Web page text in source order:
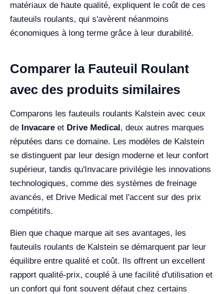
matériaux de haute qualité, expliquent le coût de ces
fauteuils roulants, qui s'avèrent néanmoins
économiques à long terme grâce à leur durabilité.
Comparer la Fauteuil Roulant
avec des produits similaires
Comparons les fauteuils roulants Kalstein avec ceux
de Invacare et Drive Medical, deux autres marques
réputées dans ce domaine. Les modèles de Kalstein
se distinguent par leur design moderne et leur confort
supérieur, tandis qu'Invacare privilégie les innovations
technologiques, comme des systèmes de freinage
avancés, et Drive Medical met l'accent sur des prix
compétitifs.
Bien que chaque marque ait ses avantages, les
fauteuils roulants de Kalstein se démarquent par leur
équilibre entre qualité et coût. Ils offrent un excellent
rapport qualité-prix, couplé à une facilité d'utilisation et
un confort qui font souvent défaut chez certains